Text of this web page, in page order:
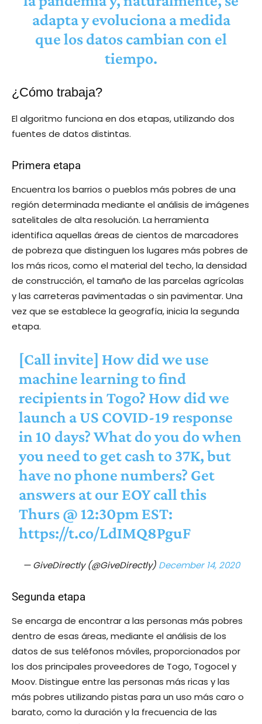
adapta y evoluciona a medida
que los datos cambian con el
tiempo.
¿Cómo trabaja?
El algoritmo funciona en dos etapas, utilizando dos
fuentes de datos distintas.
Primera etapa
Encuentra los barrios o pueblos más pobres de una
región determinada mediante el análisis de imágenes
satelitales de alta resolución. La herramienta
identifica aquellas áreas de cientos de marcadores
de pobreza que distinguen los lugares más pobres de
los más ricos, como el material del techo, la densidad
de construcción, el tamaño de las parcelas agrícolas
y las carreteras pavimentadas o sin pavimentar. Una
vez que se establece la geografía, inicia la segunda
etapa.
[Call invite] How did we use
machine learning to find
recipients in Togo? How did we
launch a US COVID-19 response
in 10 days? What do you do when
you need to get cash to 37K, but
have no phone numbers? Get
answers at our EOY call this
Thurs @ 12:30pm EST:
https://t.co/LdIMQ8PguF
— GiveDirectly (@GiveDirectly) December 14, 2020
Segunda etapa
Se encarga de encontrar a las personas más pobres
dentro de esas áreas, mediante el análisis de los
datos de sus teléfonos móviles, proporcionados por
los dos principales proveedores de Togo, Togocel y
Moov. Distingue entre las personas más ricas y las
más pobres utilizando pistas para un uso más caro o
barato, como la duración y la frecuencia de las